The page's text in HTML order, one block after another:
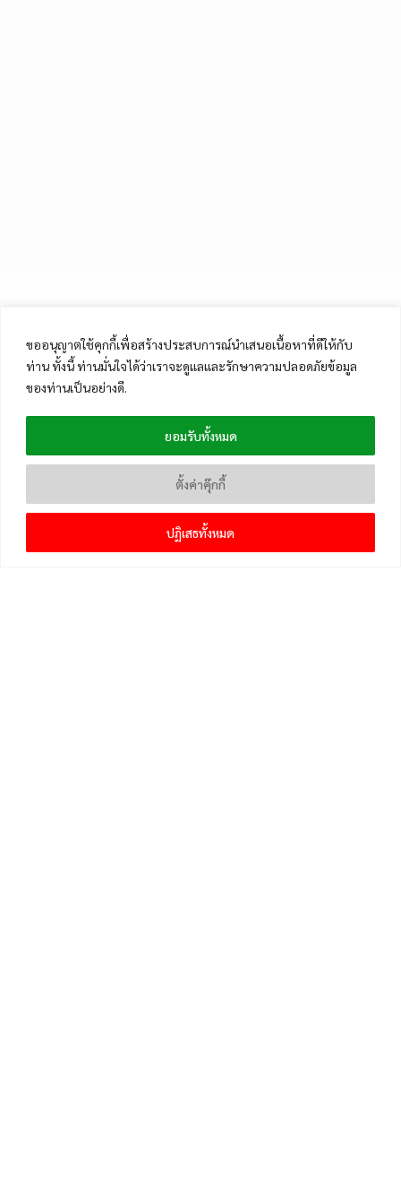
ขออนุญาตใช้คุกกี้เพื่อสร้างประสบการณ์นำเสนอเนื้อหาที่ดีให้กับ
ท่าน ทั้งนี้ ท่านมั่นใจได้ว่าเราจะดูแลและรักษาความปลอดภัยข้อมูล
ของท่านเป็นอย่างดี.
ตั้งค่าคุ๊กกี้
ปฏิเสธทั้งหมด
ยอมรับทั้งหมด